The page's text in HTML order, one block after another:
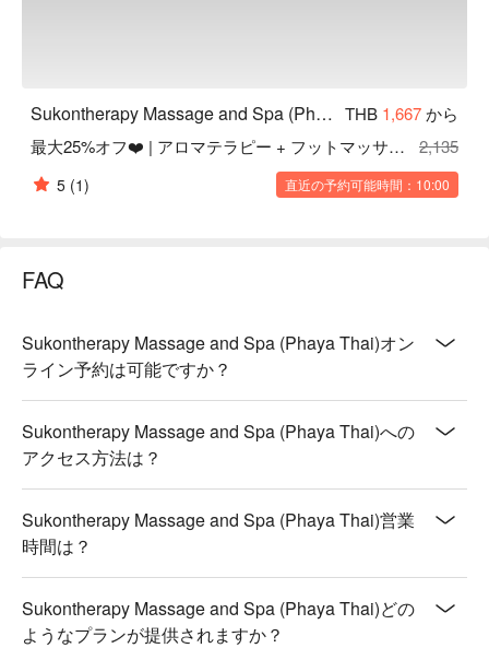
Sukontherapy Massage and Spa (Phaya Thai) THB 1,667から
最大25%オフ❤️ | アロマテラピー + フットマッサージ 90分
2,135
5 (1) 直近の予約可能時間：10:00
FAQ
Sukontherapy Massage and Spa (Phaya Thai)オン
ライン予約は可能ですか？
Sukontherapy Massage and Spa (Phaya Thai)への
アクセス方法は？
Sukontherapy Massage and Spa (Phaya Thai)営業
時間は？
Sukontherapy Massage and Spa (Phaya Thai)どの
ようなプランが提供されますか？